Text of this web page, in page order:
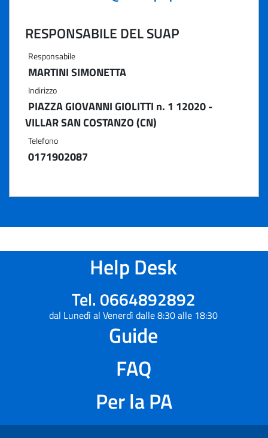
RESPONSABILE DEL SUAP
Responsabile
MARTINI SIMONETTA
Indirizzo
PIAZZA GIOVANNI GIOLITTI n. 1 12020 -
VILLAR SAN COSTANZO (CN)
Telefono
0171902087
Help Desk
Tel. 0664892892
dal Lunedì al Venerdì dalle 8:30 alle 18:30
Guide
FAQ
Per la PA